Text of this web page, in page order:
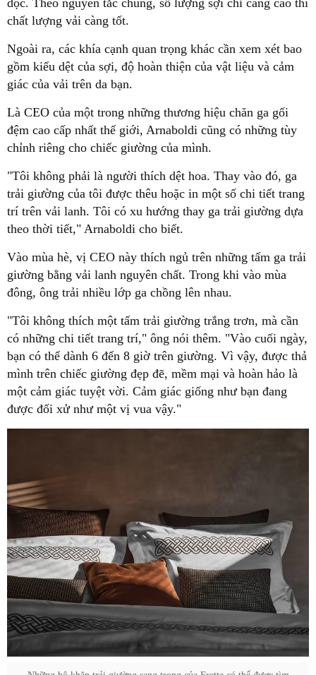
dọc. Theo nguyên tắc chung, số lượng sợi chỉ càng cao thì
gồm kiểu dệt của sợi, độ hoàn thiện của vật liệu và cảm
đệm cao cấp nhất thế giới, Arnaboldi cũng có những tùy
trải giường của tôi được thêu hoặc in một số chi tiết trang
trí trên vải lanh. Tôi có xu hướng thay ga trải giường dựa
giường bằng vải lanh nguyên chất. Trong khi vào mùa
có những chi tiết trang trí," ông nói thêm. "Vào cuối ngày,
bạn có thể dành 6 đến 8 giờ trên giường. Vì vậy, được thả
mình trên chiếc giường đẹp đẽ, mềm mại và hoàn hảo là
một cảm giác tuyệt vời. Cảm giác giống như bạn đang